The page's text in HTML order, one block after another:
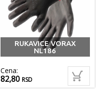
RUKAVICE VORAX
NL186
Cena:
82,80RSD